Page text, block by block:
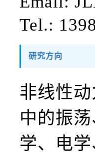
Tel.:
研究方向
非线性
中的振
学、电